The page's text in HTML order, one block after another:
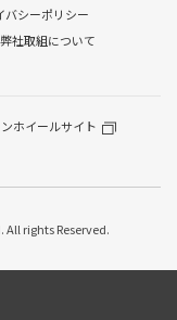
バシーポリシー
社取組について
ホイールサイト
rights Reserved.